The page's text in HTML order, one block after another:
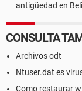
antigüedad en
CONSULTA
Archivos odt
Ntuser.dat es
Como restaurar